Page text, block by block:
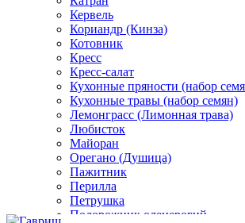
Кервель
Кориандр (Кинза)
Котовник
Кресс
Кресс-салат
Кухонные пряности (набор
Кухонные травы (набор семян)
Лемонграсс (Лимонная трава)
Любисток
Майоран
Орегано (Душица)
Пажитник
Перилла
Петрушка
Подорожник оленерогий